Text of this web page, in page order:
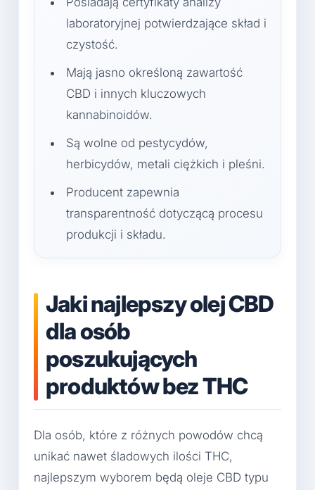
laboratoryjnej potwierdzające skład i
czystość.
Mają jasno określoną zawartość
CBD i innych kluczowych
kannabinoidów.
Są wolne od pestycydów,
herbicydów, metali ciężkich i pleśni.
Producent zapewnia
transparentność dotyczącą procesu
produkcji i składu.
Jaki najlepszy olej CBD
dla osób
poszukujących
produktów bez THC
Dla osób, które z różnych powodów chcą
unikać nawet śladowych ilości THC,
najlepszym wyborem będą oleje CBD typu